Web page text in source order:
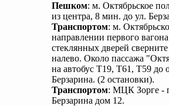
Пешком: м. Октябрьское
из центра, 8 мин. до ул.
Транспортом: м.
направлении первого
стеклянных дверей
налево. Около пассажа
на автобус Т19, Т61, Т59 до
Берзарина. (2 остановки).
Транспортом: МЦК Зорге -
Берзарина дом 12.